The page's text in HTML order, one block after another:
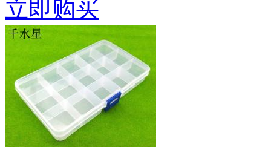
立即购买